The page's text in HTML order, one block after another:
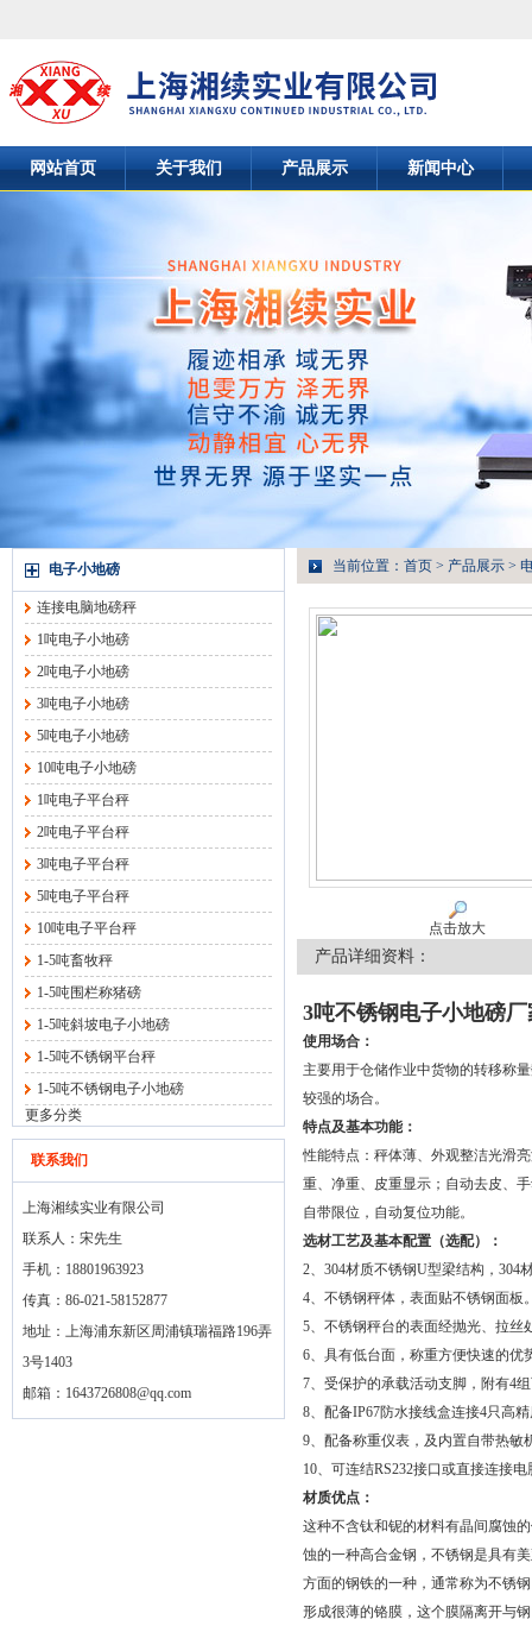
网站首页 关于我们 产品展示 新闻中心
电子小地磅
连接电脑地磅秤
1吨电子小地磅
2吨电子小地磅
3吨电子小地磅
5吨电子小地磅
10吨电子小地磅
1吨电子平台秤
2吨电子平台秤
3吨电子平台秤
5吨电子平台秤
10吨电子平台秤
1-5吨畜牧秤
1-5吨围栏称猪磅
1-5吨斜坡电子小地磅
1-5吨不锈钢平台秤
1-5吨不锈钢电子小地磅
更多分类
联系我们
上海湘续实业有限公司
联系人：宋先生
手机：18801963923
传真：86-021-58152877
地址：上海浦东新区周浦镇瑞福路196弄
3号1403
邮箱： 1643726808@qq.com
当前位置： 首页 > 产品展示 >
点击放大
产品详细资料：
3吨不锈钢电子小地磅厂
使用场合：
主要用于仓储作业中货物的转移称
较强的场合。
特点及基本功能：
性能特点：秤体薄、外观整洁光滑
重、净重、皮重显示；自动去皮、
自带限位，自动复位功能。
选材工艺及基本配置（选配）：
2、304材质不锈钢U型梁结构，304
4、不锈钢秤体，表面贴不锈钢面板
5、不锈钢秤台的表面经抛光、拉丝
6、具有低台面，称重方便快速的优
7、受保护的承载活动支脚，附有4
8、配备IP67防水接线盒连接4只高
9、配备称重仪表，及内置自带热敏
10、可连结RS232接口或直接连接
材质优点：
这种不含钛和铌的材料有晶间腐蚀
蚀的一种高合金钢，不锈钢是具有
方面的钢铁的一种，通常称为不锈
形成很薄的铬膜，这个膜隔离开与